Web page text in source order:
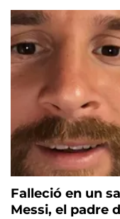
Falleció en un
Messi, el padre